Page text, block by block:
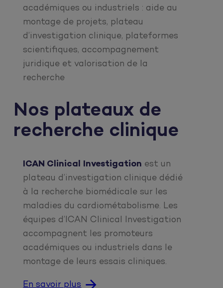
académiques ou industriels : aide au
montage de projets, plateau
d’investigation clinique, plateformes
scientifiques, accompagnement
juridique et valorisation de la
recherche
Nos plateaux de
recherche clinique
ICAN Clinical Investigation est un
plateau d’investigation clinique dédié
à la recherche biomédicale sur les
maladies du cardiométabolisme. Les
équipes d’ICAN Clinical Investigation
accompagnent les promoteurs
académiques ou industriels dans le
montage de leurs essais cliniques.
En savoir plus